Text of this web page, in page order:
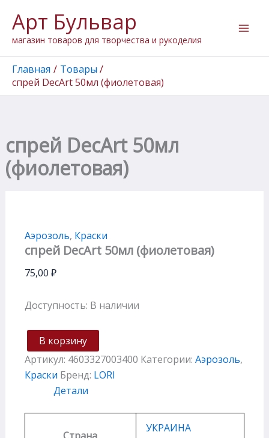
содержимому
Арт Бульвар
магазин товаров для творчества и рукоделия
Главная
Товары
спрей DecArt 50мл (фиолетовая)
спрей DecArt 50мл
(фиолетовая)
Аэрозоль, Краски
спрей DecArt 50мл (фиолетовая)
75,00 ₽
Доступность: В наличии
товара
спрей
DecArt
50мл
(фиолетовая)
В корзину
Артикул: 4603327003400 Категории: Аэрозоль,
Краски Бренд: LORI
Детали
Страна
УКРАИНА